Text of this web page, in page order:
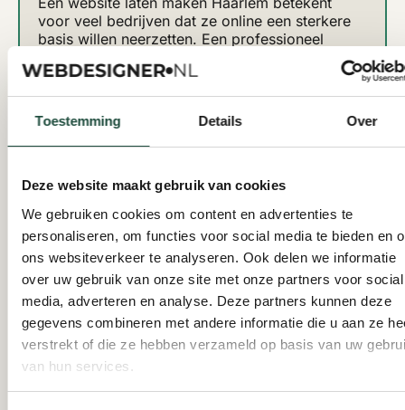
Toestemming Details Over
Deze website maakt gebruik van cookies
We gebruiken cookies om content en advertenties te
personaliseren, om functies voor social media te bieden en
ons websiteverkeer te analyseren. Ook delen we informatie
over uw gebruik van onze site met onze partners voor social
media, adverteren en analyse. Deze partners kunnen deze
gegevens combineren met andere informatie die u aan ze
verstrekt of die ze hebben verzameld op basis van uw
van hun services.
voor veel bedrijven dat ze online een sterkere
basis willen neerzetten. Een professioneel
maar ook naar structuur, snelheid, mobiel
gebruik en conversie. Daarnaast wil jegoede
hebben, zodat jouw website betrouwbaar blijft
voor bezoekers én technisch sterk blijft
Geen standaard website, maar een
sterke online fundering
Een website laten maken Haarlem is vaak het
moment waarop ondernemers hun huidige
website opnieuw serieus willen bekijken.
Misschien is die verouderd, onduidelijk of levert
die simpelweg te weinig op. Dan is een visuele
update meestal niet voldoende. Een sterke
website sluit beter aan op jouw doelgroep en
ondersteunt jouw groei op een veel stevigere
manier. Daarbij hoort ook